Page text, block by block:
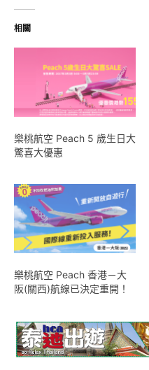
入...
相關
樂桃航空 Peach 5 歲生日大
驚喜大優惠
樂桃航空 Peach 香港－大
阪(關西)航線已決定重開！